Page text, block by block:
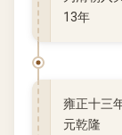
13年
雍正十三
元乾隆